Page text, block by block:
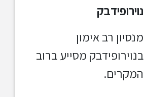
נוירופידבק
מנסיון רב אימון
בנוירופידבק מסייע ברוב
המקרים.